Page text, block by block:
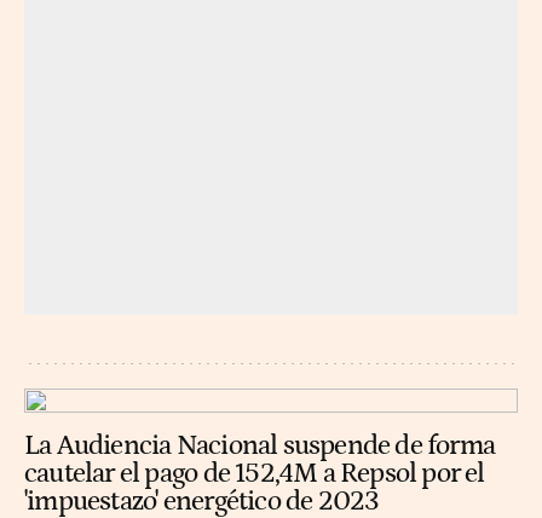
La Audiencia Nacional suspende de forma
cautelar el pago de 152,4M a Repsol por el
'impuestazo' energético de 2023